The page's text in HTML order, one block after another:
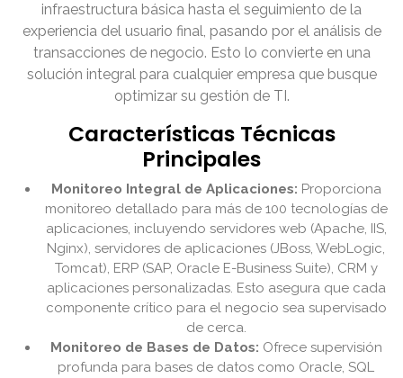
infraestructura básica hasta el seguimiento de la
experiencia del usuario final, pasando por el análisis de
transacciones de negocio. Esto lo convierte en una
solución integral para cualquier empresa que busque
optimizar su gestión de TI.
Características Técnicas
Principales
Monitoreo Integral de Aplicaciones: Proporciona
monitoreo detallado para más de 100 tecnologías de
aplicaciones, incluyendo servidores web (Apache, IIS,
Nginx), servidores de aplicaciones (JBoss, WebLogic,
Tomcat), ERP (SAP, Oracle E-Business Suite), CRM y
aplicaciones personalizadas. Esto asegura que cada
componente crítico para el negocio sea supervisado
de cerca.
Monitoreo de Bases de Datos: Ofrece supervisión
profunda para bases de datos como Oracle, SQL